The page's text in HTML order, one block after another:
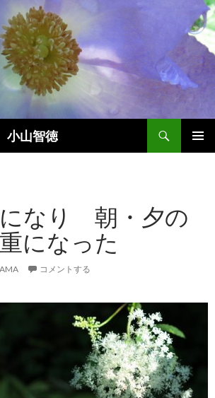
山智徳
になり 朝・夕の
になった
コメントする